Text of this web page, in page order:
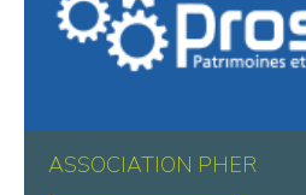
ASSOCIATION PHER